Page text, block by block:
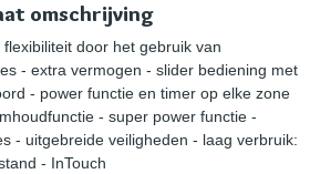
omschrijving
door het gebruik van
- extra vermogen - slider bediening met
- power functie en timer op elke zone
- super power functie -
- uitgebreide veiligheden - laag verbruik:
- InTouch